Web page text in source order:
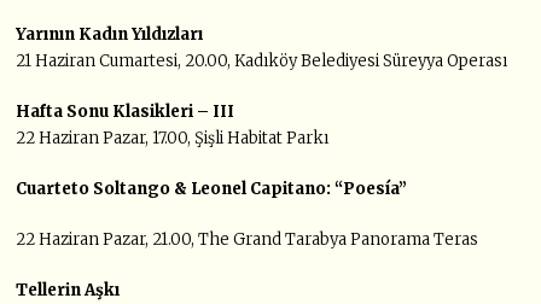
Yarının Kadın Yıldızları
21 Haziran Cumartesi, 20.00, Kadıköy Belediyesi Süreyya Operası
Hafta Sonu Klasikleri – III
22 Haziran Pazar, 17.00, Şişli Habitat Parkı
Cuarteto Soltango & Leonel Capitano: “Poesía”
22 Haziran Pazar, 21.00, The Grand Tarabya Panorama Teras
Tellerin Aşkı